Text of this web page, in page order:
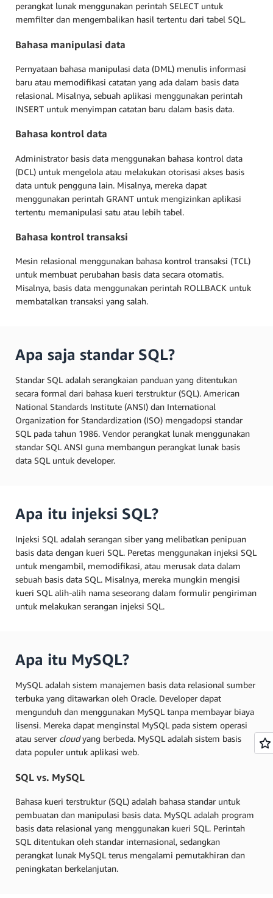
perangkat lunak menggunakan perintah SELECT untuk
memfilter dan mengembalikan hasil tertentu dari tabel SQL.
Bahasa manipulasi data
Pernyataan bahasa manipulasi data (DML) menulis informasi
baru atau memodifikasi catatan yang ada dalam basis data
relasional. Misalnya, sebuah aplikasi menggunakan perintah
INSERT untuk menyimpan catatan baru dalam basis data.
Bahasa kontrol data
Administrator basis data menggunakan bahasa kontrol data
(DCL) untuk mengelola atau melakukan otorisasi akses basis
data untuk pengguna lain. Misalnya, mereka dapat
menggunakan perintah GRANT untuk mengizinkan aplikasi
tertentu memanipulasi satu atau lebih tabel.
Bahasa kontrol transaksi
Mesin relasional menggunakan bahasa kontrol transaksi (TCL)
untuk membuat perubahan basis data secara otomatis.
Misalnya, basis data menggunakan perintah ROLLBACK untuk
membatalkan transaksi yang salah.
Apa saja standar SQL?
Standar SQL adalah serangkaian panduan yang ditentukan
secara formal dari bahasa kueri terstruktur (SQL). American
National Standards Institute (ANSI) dan International
Organization for Standardization (ISO) mengadopsi standar
SQL pada tahun 1986. Vendor perangkat lunak menggunakan
standar SQL ANSI guna membangun perangkat lunak basis
data SQL untuk developer.
Apa itu injeksi SQL?
Injeksi SQL adalah serangan siber yang melibatkan penipuan
basis data dengan kueri SQL. Peretas menggunakan injeksi SQL
untuk mengambil, memodifikasi, atau merusak data dalam
sebuah basis data SQL. Misalnya, mereka mungkin mengisi
kueri SQL alih-alih nama seseorang dalam formulir pengiriman
untuk melakukan serangan injeksi SQL.
Apa itu MySQL?
MySQL adalah sistem manajemen basis data relasional sumber
terbuka yang ditawarkan oleh Oracle. Developer dapat
mengunduh dan menggunakan MySQL tanpa membayar biaya
lisensi. Mereka dapat menginstal MySQL pada sistem operasi
atau server cloudyang berbeda. MySQL adalah sistem basis
data populer untuk aplikasi web.
SQL vs. MySQL
Bahasa kueri terstruktur (SQL) adalah bahasa standar untuk
pembuatan dan manipulasi basis data. MySQL adalah program
basis data relasional yang menggunakan kueri SQL. Perintah
SQL ditentukan oleh standar internasional, sedangkan
perangkat lunak MySQL terus mengalami pemutakhiran dan
peningkatan berkelanjutan.